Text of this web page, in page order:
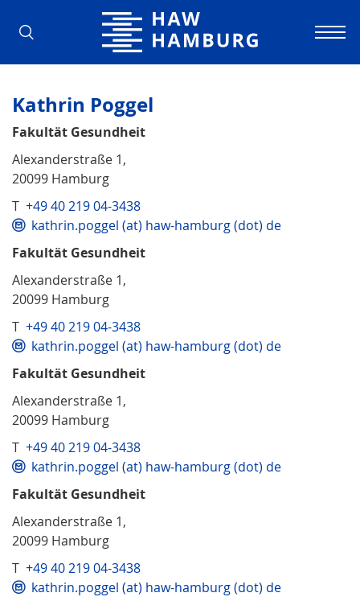
Hochschule für Angewandte
Kathrin Poggel
Fakultät Gesundheit
Alexanderstraße 1,
20099 Hamburg
T +49 40 219 04-3438
kathrin.poggel (at) haw-hamburg (dot) de
Fakultät Gesundheit
Alexanderstraße 1,
20099 Hamburg
T +49 40 219 04-3438
kathrin.poggel (at) haw-hamburg (dot) de
Fakultät Gesundheit
Alexanderstraße 1,
20099 Hamburg
T +49 40 219 04-3438
kathrin.poggel (at) haw-hamburg (dot) de
Fakultät Gesundheit
Alexanderstraße 1,
20099 Hamburg
T +49 40 219 04-3438
kathrin.poggel (at) haw-hamburg (dot) de